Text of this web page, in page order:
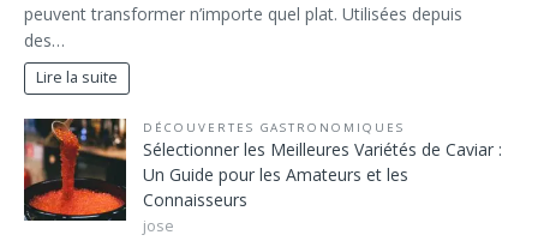
peuvent transformer n’importe quel plat. Utilisées depuis
des…
Lire la suite
DÉCOUVERTES GASTRONOMIQUES
Sélectionner les Meilleures Variétés de Caviar :
Un Guide pour les Amateurs et les
Connaisseurs
jose